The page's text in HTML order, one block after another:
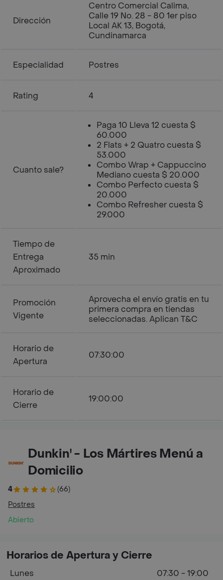
Dirección
Centro Comercial Calima,
Calle 19 No. 28 - 80 1er piso
Local AK 13, Bogotá,
Cundinamarca
Especialidad Postres
Rating 4
Cuanto sale?
Paga 10 Lleva 12 cuesta $
60.000
2 Flats + 2 Quatro cuesta $
53.000
Combo Wrap + Cappuccino
Mediano cuesta $ 20.000
Combo Perfecto cuesta $
20.000
Combo Refresher cuesta $
29.000
Tiempo de
Entrega
Aproximado
35 min
Promoción
Vigente
Aprovecha el envío gratis en tu
primera compra en tiendas
seleccionadas. Aplican T&C
Horario de
Apertura
07:30:00
Horario de
Cierre
19:00:00
Dunkin' - Los Mártires Menú a
Domicilio
4
(66)
Postres
Abierto
Horarios de Apertura y Cierre
Lunes
07:30 - 19:00